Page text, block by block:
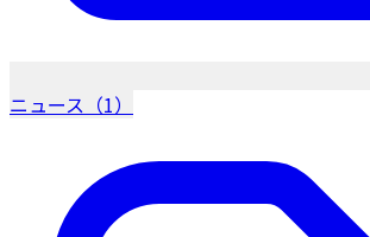
ニュース（1）